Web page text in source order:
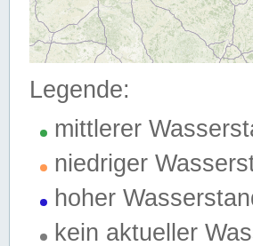
Legende:
mittlerer
niedriger
hoher
kein aktueller